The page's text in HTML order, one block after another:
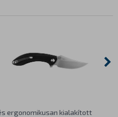
ergonomikusan kialakított